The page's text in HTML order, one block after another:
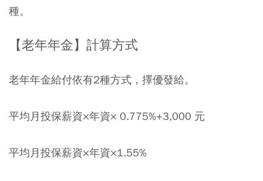
種。
【老年年金】計算方式
老年年金給付依有2種方式，擇優發給。
平均月投保薪資×年資× 0.775%+3,000 元
平均月投保薪資×年資×1.55%